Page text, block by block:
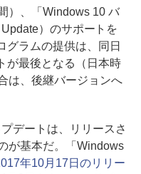
）、「Windows 10 バ
）のサポートを
グラムの提供は、同日
が最後となる（日本時
は、後継バージョンへ
デートは、リリースさ
が基本だ。「Windows
年10月17日のリリー